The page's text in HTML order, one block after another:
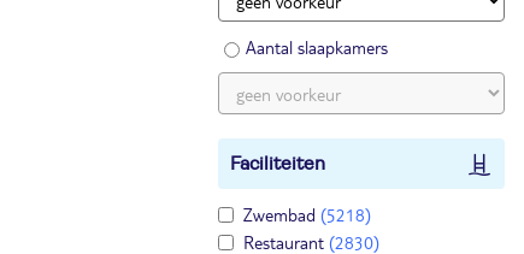
Aantal slaapkamers
Faciliteiten
Zwembad (5218)
Restaurant (2830)